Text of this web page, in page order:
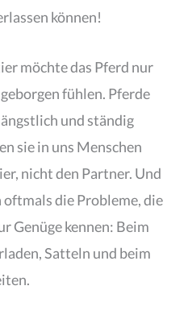
können!
möchte das Pferd nur
fühlen. Pferde
und ständig
sie in uns Menschen
nicht den Partner. Und
die Probleme, die
Genüge kennen: Beim
Satteln und beim